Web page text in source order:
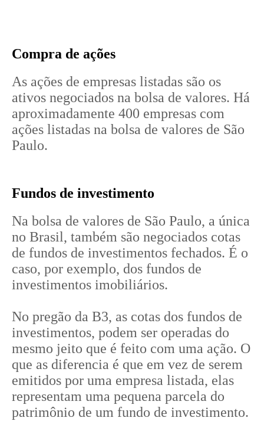
Compra de ações
As ações de empresas listadas são os
ativos negociados na bolsa de valores. Há
aproximadamente 400 empresas com
ações listadas na bolsa de valores de São
Paulo.
Fundos de investimento
Na bolsa de valores de São Paulo, a única
no Brasil, também são negociados cotas
de fundos de investimentos fechados. É o
caso, por exemplo, dos fundos de
investimentos imobiliários.
No pregão da B3, as cotas dos fundos de
investimentos, podem ser operadas do
mesmo jeito que é feito com uma ação. O
que as diferencia é que em vez de serem
emitidos por uma empresa listada, elas
representam uma pequena parcela do
patrimônio de um fundo de investimento.